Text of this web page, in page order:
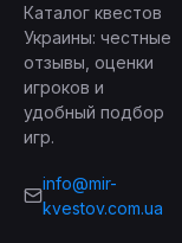
Каталог квестов
Украины: честные
отзывы, оценки
игроков и
удобный подбор
игр.
info@mir-
kvestov.com.ua